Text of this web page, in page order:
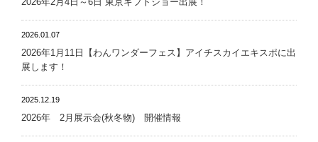
2026.01.07
2026年1月11日【わんワンダーフェス】アイチスカイエキスポに出
展します！
2025.12.19
2026年 2月展示会(秋冬物) 開催情報